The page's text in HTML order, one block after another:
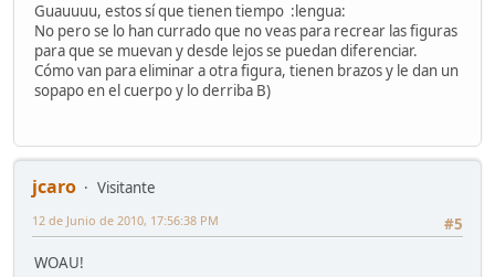
Guauuuu, estos sí que tienen tiempo :lengua:
No pero se lo han currado que no veas para recrear las figuras
para que se muevan y desde lejos se puedan diferenciar.
Cómo van para eliminar a otra figura, tienen brazos y le dan un
sopapo en el cuerpo y lo derriba B)
jcaro
Visitante
#5
12 de Junio de 2010, 17:56:38 PM
WOAU!